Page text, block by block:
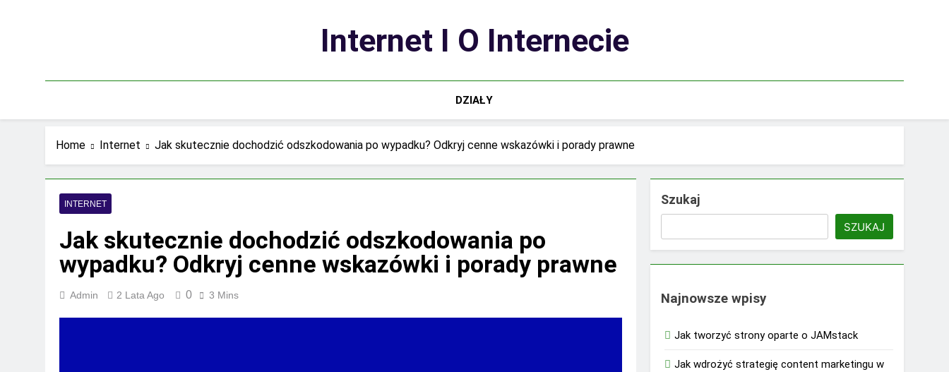
Internet I O Internecie
DZIAŁY
Home Internet Jak skutecznie dochodzić odszkodowania po wypadku? Odkryj cenne wskazówki i porady prawne
INTERNET
Jak skutecznie dochodzić odszkodowania po
wypadku? Odkryj cenne wskazówki i porady prawne
Admin 2 Lata Ago 0 3 Mins
Szukaj
SZUKAJ
Najnowsze wpisy
Jak tworzyć strony oparte o JAMstack
Jak wdrożyć strategię content marketingu w